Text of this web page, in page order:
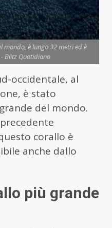
è lungo 32 metri ed è
Blitz Quotidiano
occidentale, al
è stato
del mondo.
corallo è
anche dallo
più grande